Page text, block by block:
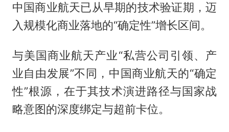
中国商业航天已从早期的技术验证期，迈
入规模化商业落地的“确定性”增长区间。
与美国商业航天产业“私营公司引领、产
业自由发展”不同，中国商业航天的“确定
性”根源，在于其技术演进路径与国家战
略意图的深度绑定与超前卡位。